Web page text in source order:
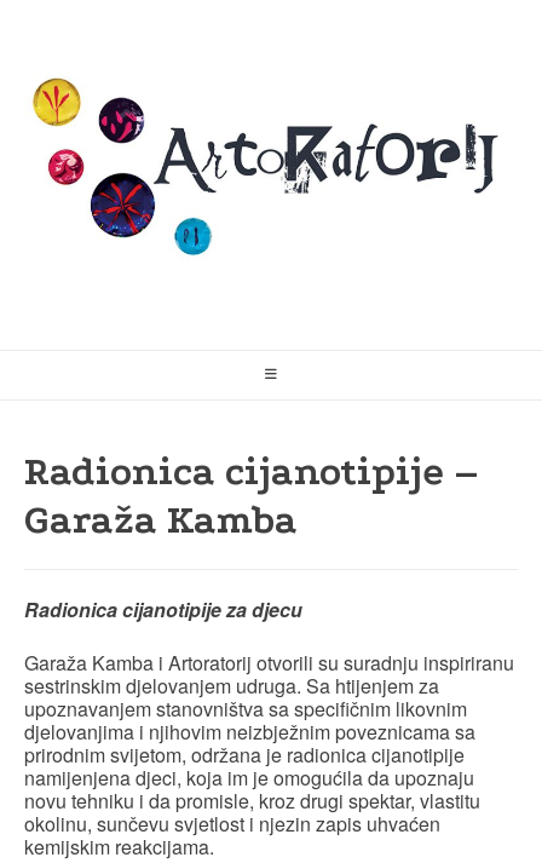
content
Radionica cijanotipije –
Garaža Kamba
Radionica cijanotipije za djecu
Garaža Kamba i Artoratorij otvorili su suradnju inspiriranu
sestrinskim djelovanjem udruga. Sa htijenjem za
upoznavanjem stanovništva sa specifičnim likovnim
djelovanjima i njihovim neizbježnim poveznicama sa
prirodnim svijetom, održana je radionica cijanotipije
namijenjena djeci, koja im je omogućila da upoznaju
novu tehniku i da promisle, kroz drugi spektar, vlastitu
okolinu, sunčevu svjetlost i njezin zapis uhvaćen
kemijskim reakcijama.